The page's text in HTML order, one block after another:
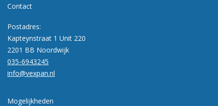
Contact
Postadres:
Kapteynstraat 1 Unit 220
2201 BB Noordwijk
035-6943245
info@vexpan.nl
Mogelijkheden